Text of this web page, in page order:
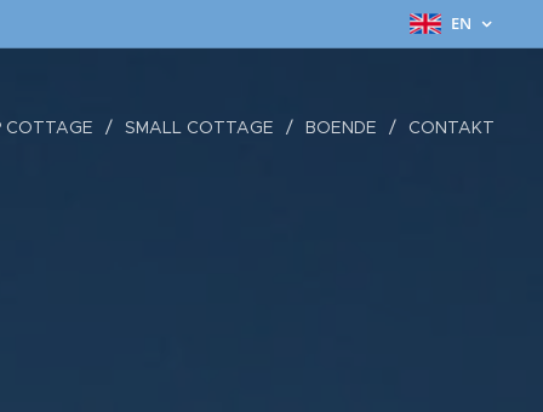
EN
COTTAGE SMALL COTTAGE BOENDE CONTAKT